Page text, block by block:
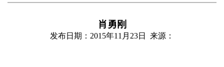
肖勇刚
发布日期：2015年11月23日 来源：